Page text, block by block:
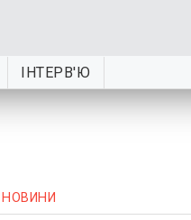
ІНТЕРВ'Ю
НОВИНИ